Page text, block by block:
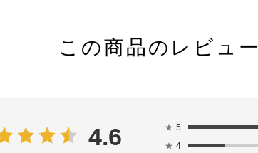
この商品のレビュー
4.6 ★ 5
★ 4